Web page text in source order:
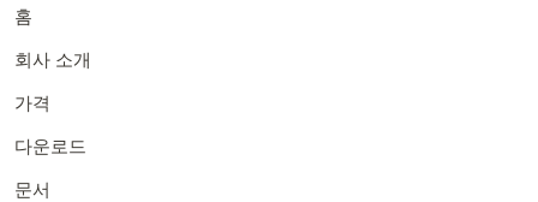
홈
회사 소개
가격
다운로드
문서